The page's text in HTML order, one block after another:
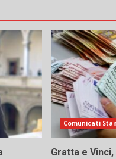
Comunicati
Gratta e